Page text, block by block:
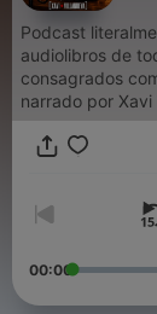
Podcast
audiolibros de
consagrados
narrado por Xavi
00:00